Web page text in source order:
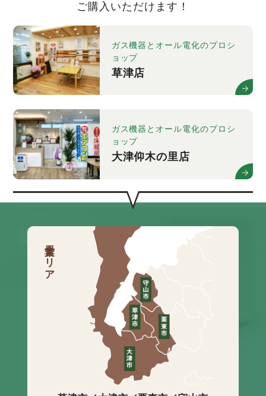
ご購入いただけます！
ガス機器とオール電化のプロシ
ョップ
草津店
ガス機器とオール電化のプロシ
ョップ
大津仰木の里店
営業エリア